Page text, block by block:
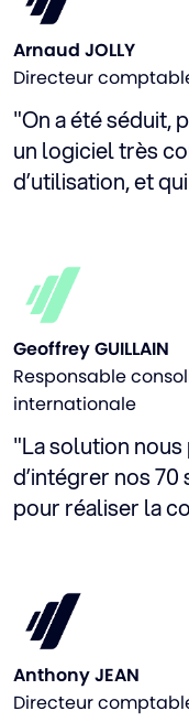
Arnaud JOLLY
Directeur
"On a été séduit,
un logiciel très
d’utilisation, et
Geoffrey GUILLAIN
Responsable
internationale
"La solution
d’intégrer nos
pour réaliser la
Anthony JEAN
Directeur